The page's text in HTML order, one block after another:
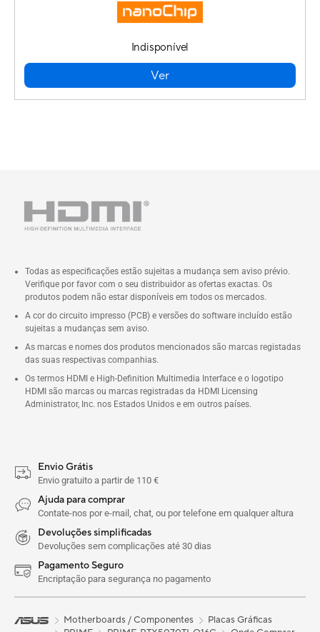
Indisponível
Ver
Todas as especificações estão sujeitas a mudança sem aviso prévio.
Verifique por favor com o seu distribuidor as ofertas exactas. Os
produtos podem não estar disponíveis em todos os mercados.
A cor do circuito impresso (PCB) e versões do software incluído estão
sujeitas a mudanças sem aviso.
As marcas e nomes dos produtos mencionados são marcas registadas
das suas respectivas companhias.
Os termos HDMI e High-Definition Multimedia Interface e o logotipo
HDMI são marcas ou marcas registradas da HDMI Licensing
Administrator, Inc. nos Estados Unidos e em outros países.
Envio Grátis
Envio gratuito a partir de 110 €
Ajuda para comprar
Contate-nos por e-mail, chat, ou por telefone em qualquer altura
Devoluções simplificadas
Devoluções sem complicações até 30 dias
Pagamento Seguro
Encriptação para segurança no pagamento
Motherboards / Componentes
Placas Gráficas